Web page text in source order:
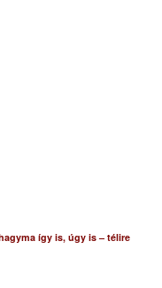
így is, úgy is – télire